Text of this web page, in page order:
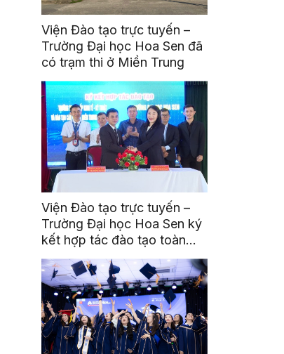
Viện Đào tạo trực tuyến –
Trường Đại học Hoa Sen đã
có trạm thi ở Miền Trung
Viện Đào tạo trực tuyến –
Trường Đại học Hoa Sen ký
kết hợp tác đào tạo toàn
diện với Trường Trung cấp
Kinh tế – Kỹ thuật và Đào
tạo cán bộ hợp tác xã Miền
Trung – Tây Nguyên